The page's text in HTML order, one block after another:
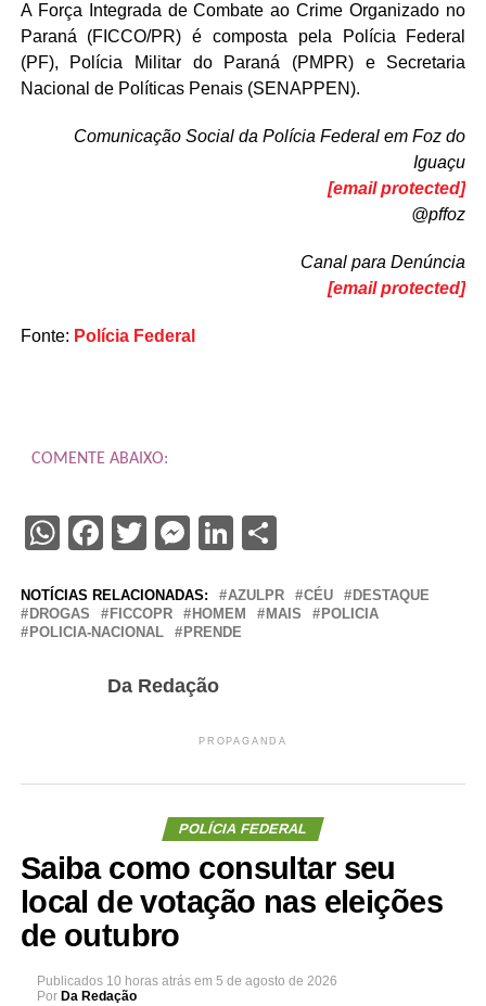
A Força Integrada de Combate ao Crime Organizado no
Paraná (FICCO/PR) é composta pela Polícia Federal
(PF), Polícia Militar do Paraná (PMPR) e Secretaria
Nacional de Políticas Penais (SENAPPEN).
Comunicação Social da Polícia Federal em Foz do
Iguaçu
[email protected]
@pffoz
Canal para Denúncia
[email protected]
Fonte: Polícia Federal
COMENTE ABAIXO:
WhatsApp
Facebook
Twitter
Messenger
LinkedIn
Share
NOTÍCIAS RELACIONADAS: AZULPR CÉU
DESTAQUE
DROGAS
FICCOPR HOMEM MAIS
POLICIA
POLICIA-NACIONAL
PRENDE
Da Redação
PROPAGANDA
POLÍCIA FEDERAL
Saiba como consultar seu
local de votação nas eleições
de outubro
Publicados 10 horas atrás em 5 de agosto de 2026
Por Da Redação